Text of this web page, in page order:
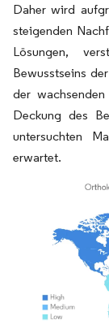
Daher wird
steigenden
Lösungen,
Bewusstseins
der
Deckung des
untersuchten
erwartet.